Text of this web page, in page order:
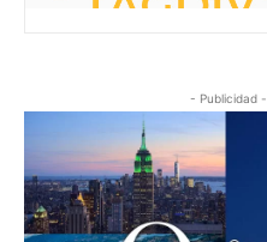
- Publicidad -